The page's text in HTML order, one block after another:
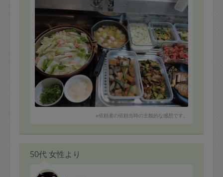
※依頼者の依頼当時の主観的な感想です。
50代 女性より